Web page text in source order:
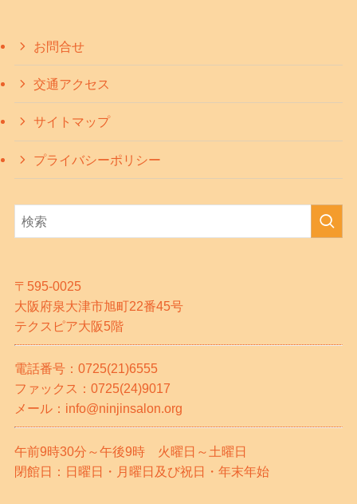
お問合せ
交通アクセス
サイトマップ
プライバシーポリシー
〒595-0025
大阪府泉大津市旭町22番45号
テクスピア大阪5階
電話番号：0725(21)6555
ファックス：0725(24)9017
メール：info@ninjinsalon.org
午前9時30分～午後9時 火曜日～土曜日
閉館日：日曜日・月曜日及び祝日・年末年始